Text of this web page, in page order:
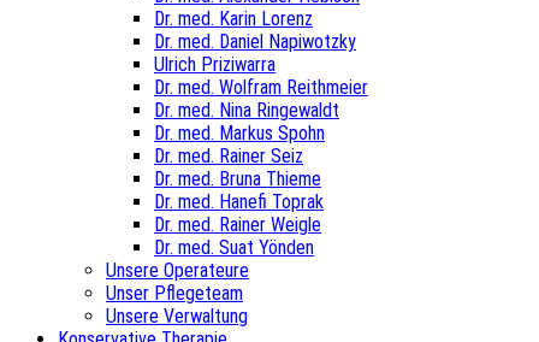
Dr. med. Karin Lorenz
Dr. med. Daniel Napiwotzky
Ulrich Priziwarra
Dr. med. Wolfram Reithmeier
Dr. med. Nina Ringewaldt
Dr. med. Markus Spohn
Dr. med. Rainer Seiz
Dr. med. Bruna Thieme
Dr. med. Hanefi Toprak
Dr. med. Rainer Weigle
Dr. med. Suat Yönden
Unsere Operateure
Unser Pflegeteam
Unsere Verwaltung